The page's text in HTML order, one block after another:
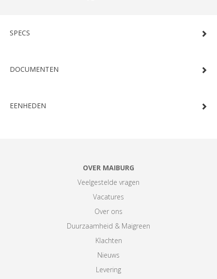
SPECS
DOCUMENTEN
EENHEDEN
OVER MAIBURG
Veelgestelde vragen
Vacatures
Over ons
Duurzaamheid & Maigreen
Klachten
Nieuws
Levering